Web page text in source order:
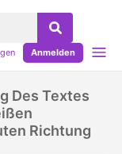
Anmelden
Des Textes
Richtung